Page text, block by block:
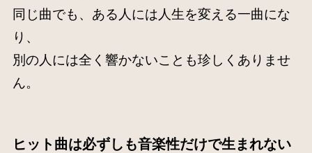
同じ曲でも、ある人には人生を変える一曲にな
り、
別の人には全く響かないことも珍しくありませ
ん。
ヒット曲は必ずしも音楽性だけで生まれない